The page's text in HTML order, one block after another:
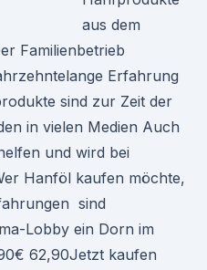
aus dem
Familienbetrieb
Erfahrung
sind zur Zeit der
in vielen Medien Auch
und wird bei
Hanföl kaufen möchte,
sind
Lobby ein Dorn im
62,90Jetzt kaufen